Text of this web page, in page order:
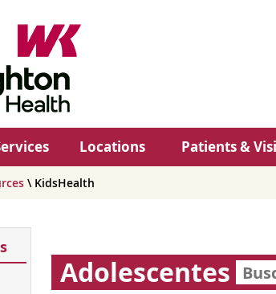
Locations Patients &
\ KidsHealth
Adolescentes